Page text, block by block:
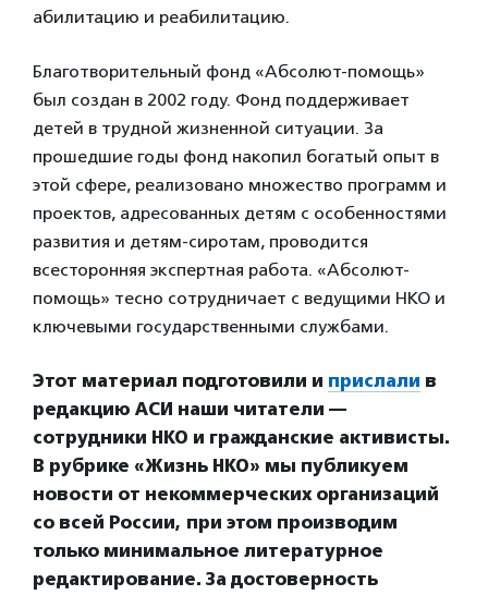
абилитацию и реабилитацию.
Благотворительный фонд «Абсолют-помощь»
был создан в 2002 году. Фонд поддерживает
детей в трудной жизненной ситуации. За
прошедшие годы фонд накопил богатый опыт в
этой сфере, реализовано множество программ и
проектов, адресованных детям с особенностями
развития и детям-сиротам, проводится
всесторонняя экспертная работа. «Абсолют-
помощь» тесно сотрудничает с ведущими НКО и
ключевыми государственными службами.
Этот материал подготовили и прислали в
редакцию АСИ наши читатели —
сотрудники НКО и гражданские активисты.
В рубрике «Жизнь НКО» мы публикуем
новости от некоммерческих организаций
со всей России, при этом производим
только минимальное литературное
редактирование. За достоверность